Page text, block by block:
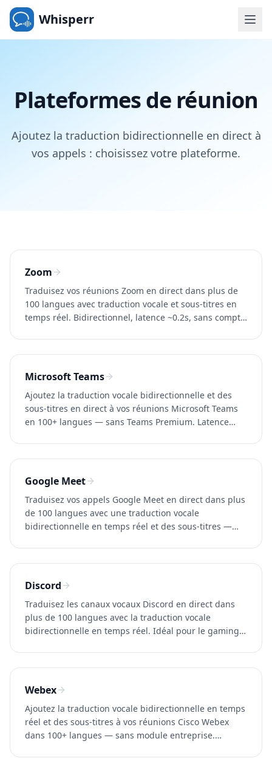
Whisperr
Plateformes de réunion
Ajoutez la traduction bidirectionnelle en direct à
vos appels : choisissez votre plateforme.
Zoom
Traduisez vos réunions Zoom en direct dans plus de
100 langues avec traduction vocale et sous-titres en
temps réel. Bidirectionnel, latence ~0.2s, sans compte
Microsoft Teams
Ajoutez la traduction vocale bidirectionnelle et des
sous-titres en direct à vos réunions Microsoft Teams
en 100+ langues — sans Teams Premium. Latence
Google Meet
Traduisez vos appels Google Meet en direct dans plus
de 100 langues avec une traduction vocale
bidirectionnelle en temps réel et des sous-titres —
Discord
Traduisez les canaux vocaux Discord en direct dans
plus de 100 langues avec la traduction vocale
bidirectionnelle en temps réel. Idéal pour le gaming
Webex
Ajoutez la traduction vocale bidirectionnelle en temps
réel et des sous-titres à vos réunions Cisco Webex
dans 100+ langues — sans module entreprise.